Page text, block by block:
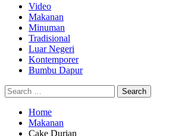
Primary
Menu
Video
Makanan
Minuman
Tradisional
Luar Negeri
Kontemporer
Bumbu Dapur
Search
for:
Home
Makanan
Cake Durian